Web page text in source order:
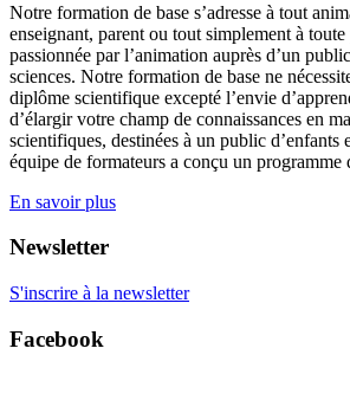
Notre formation de base s’adresse à tout
enseignant, parent ou tout simplement à toute
passionnée par l’animation auprès d’un
sciences. Notre formation de base ne
diplôme scientifique excepté l’envie
d’élargir votre champ de connaissances en
scientifiques, destinées à un public d’enfants
équipe de formateurs a conçu un
En savoir plus
Newsletter
S'inscrire à la newsletter
Facebook